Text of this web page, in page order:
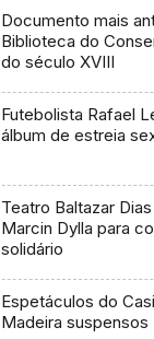
Documento mais
Biblioteca do
do século XVIII
Futebolista Rafael
álbum de estreia
Teatro Baltazar
Marcin Dylla para
solidário
Espetáculos do
Madeira suspensos